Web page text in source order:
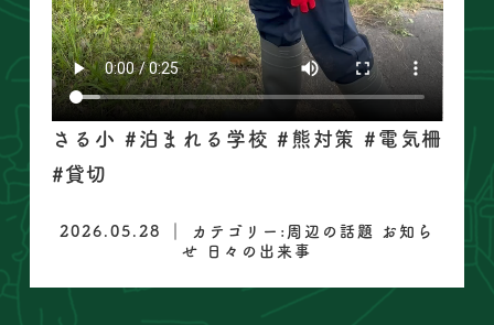
さる小 #泊まれる学校 #熊対策 #電気柵
#貸切
2026.05.28 ｜ カテゴリー: 周辺の話題
お知ら
せ
日々の出来事